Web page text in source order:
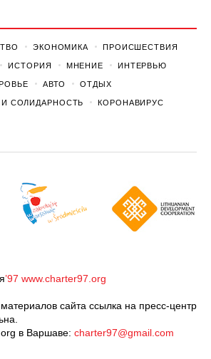
ЭКОНОМИКА ПРОИСШЕСТВИЯ
ИСТОРИЯ МНЕНИЕ ИНТЕРВЬЮ
АВТО ОТДЫХ
СОЛИДАРНОСТЬ КОРОНАВИРУС
’97 www.charter97.org
сайта ссылка на пресс-центр
в Варшаве: charter97@gmail.com